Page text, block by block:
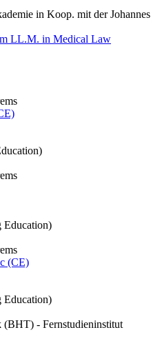
in Koop. mit der Johannes
LL.M. in Medical Law
Education)
(CE)
Education)
- Fernstudieninstitut